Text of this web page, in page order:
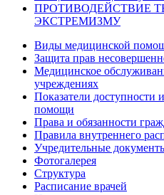
ПРОТИВОДЕЙСТВИЕ
ЭКСТРЕМИЗМУ
Виды медицинской
Защита прав
Медицинское
учреждениях
Показатели доступности
помощи
Права и обязанности
Правила внутреннего
Учредительные
Фотогалерея
Структура
Расписание врачей